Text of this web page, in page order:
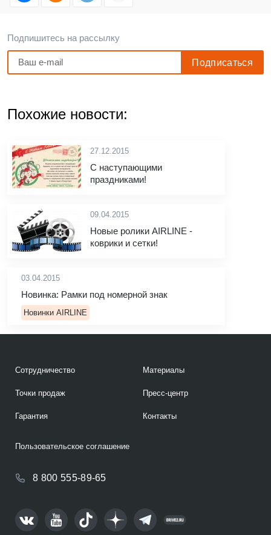
Подпишитесь на рассылку
Похожие новости:
27.12.2015
С наступающими
праздниками!
09.04.2015
Новые ролики AIRLINE -
коврики и сетки!
03.04.2015
Новинка: Рамки под номерной знак
Новинки AIRLINE
Сотрудничество
Точки продаж
Гарантия
Материалы
Пресс-центр
Контакты
8 800 555-89-65
Пользовательское соглашение